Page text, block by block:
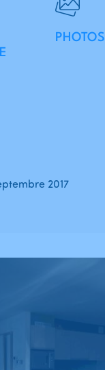
2017
PHOTOS